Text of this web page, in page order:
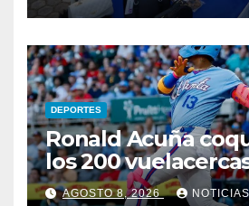
DEPORTES
Ronald Acuña
los 200
AGOSTO 8, 2026